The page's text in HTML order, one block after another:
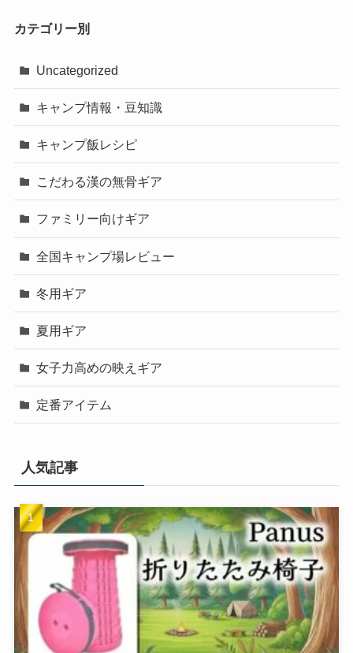
カテゴリー別
Uncategorized
キャンプ情報・豆知識
キャンプ飯レシピ
こだわる漢の無骨ギア
ファミリー向けギア
全国キャンプ場レビュー
冬用ギア
夏用ギア
女子力高めの映えギア
定番アイテム
人気記事